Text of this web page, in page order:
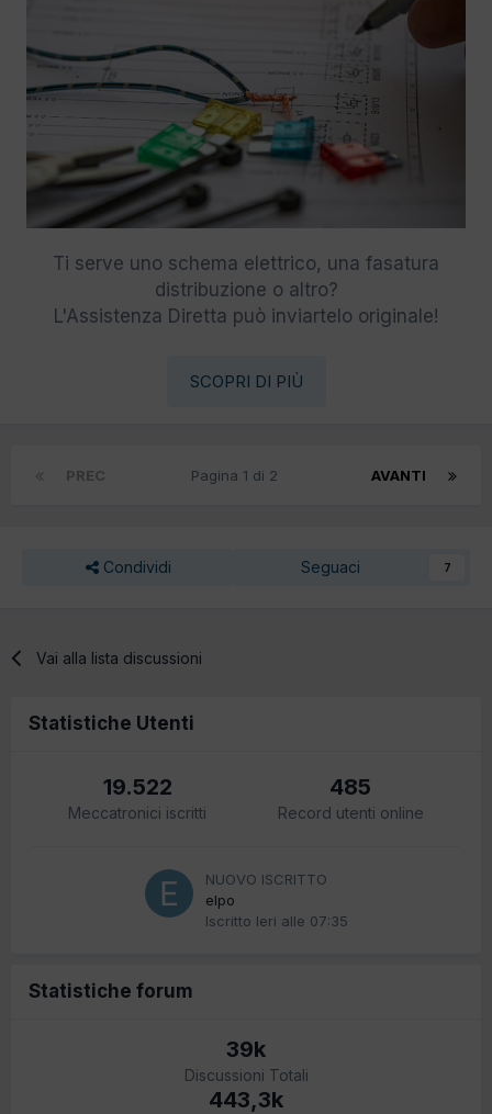
Ti serve uno schema elettrico, una fasatura
distribuzione o altro?
L'Assistenza Diretta può inviartelo originale!
SCOPRI DI PIÙ
PREC AVANTI
Pagina 1 di 2
Condividi Seguaci 7
Vai alla lista discussioni
Statistiche Utenti
19.522
Meccatronici iscritti
485
Record utenti online
NUOVO ISCRITTO
elpo
Iscritto Ieri alle 07:35
Statistiche forum
39k
Discussioni Totali
443,3k